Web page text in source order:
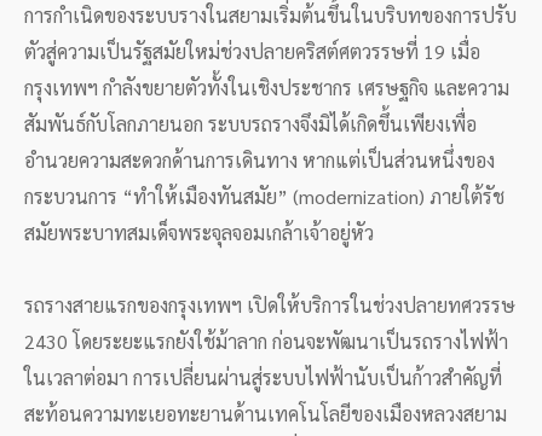
การกำเนิดของระบบรางในสยามเริ่มต้นขึ้นในบริบทของการปรับ
ตัวสู่ความเป็นรัฐสมัยใหม่ช่วงปลายคริสต์ศตวรรษที่ 19 เมื่อ
กรุงเทพฯ กำลังขยายตัวทั้งในเชิงประชากร เศรษฐกิจ และความ
สัมพันธ์กับโลกภายนอก ระบบรถรางจึงมิได้เกิดขึ้นเพียงเพื่อ
อำนวยความสะดวกด้านการเดินทาง หากแต่เป็นส่วนหนึ่งของ
กระบวนการ “ทำให้เมืองทันสมัย” (modernization) ภายใต้รัช
สมัยพระบาทสมเด็จพระจุลจอมเกล้าเจ้าอยู่หัว
รถรางสายแรกของกรุงเทพฯ เปิดให้บริการในช่วงปลายทศวรรษ
2430 โดยระยะแรกยังใช้ม้าลาก ก่อนจะพัฒนาเป็นรถรางไฟฟ้า
ในเวลาต่อมา การเปลี่ยนผ่านสู่ระบบไฟฟ้านับเป็นก้าวสำคัญที่
สะท้อนความทะเยอทะยานด้านเทคโนโลยีของเมืองหลวงสยาม